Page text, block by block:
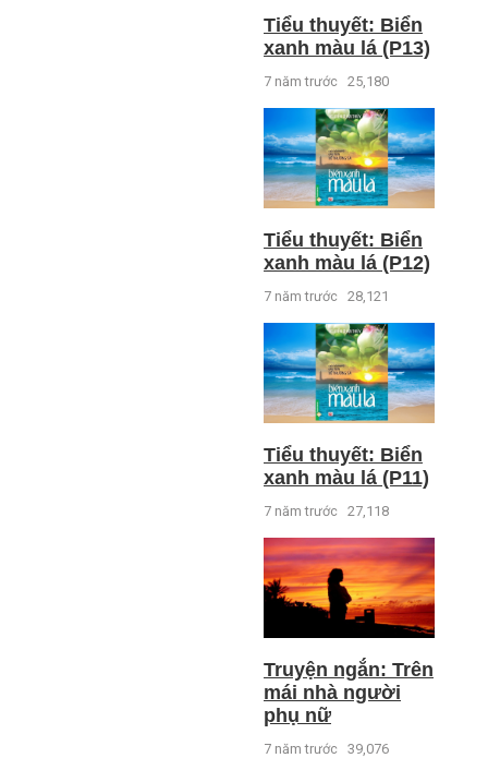
Tiểu thuyết: Biển
xanh màu lá (P13)
7 năm trước 25,180
Tiểu thuyết: Biển
xanh màu lá (P12)
7 năm trước 28,121
Tiểu thuyết: Biển
xanh màu lá (P11)
7 năm trước 27,118
Truyện ngắn: Trên
mái nhà người
phụ nữ
7 năm trước 39,076